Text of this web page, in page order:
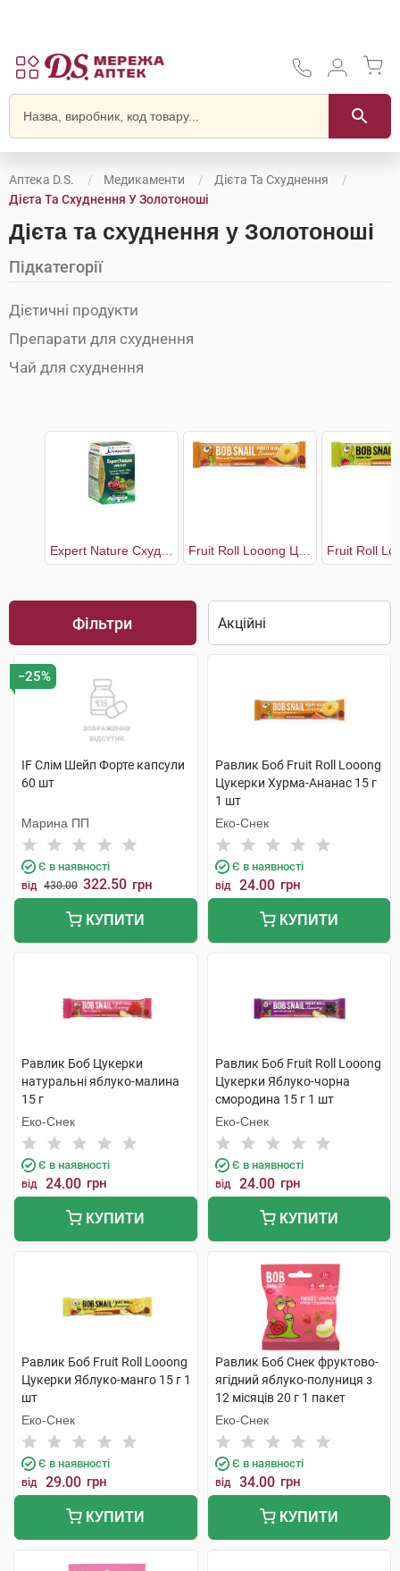
Аптека D.S. Медикаменти
Дієта Та Схуднення
Дієта Та Схуднення У Золотоноші
Дієта та схуднення у Золотоноші
Підкатегорії
Дієтичні продукти
Препарати для схуднення
Чай для схуднення
Фільтри
−25%
IF Слім Шейп Форте капсули
60 шт
Марина ПП
Є в наявності
від 430.00 322.50 грн
КУПИТИ
Равлик Боб Fruit Roll Looong
Цукерки Хурма-Ананас 15 г
1 шт
Еко-Снек
Є в наявності
від 24.00 грн
КУПИТИ
Равлик Боб Цукерки
натуральні яблуко-малина
15 г
Еко-Снек
Є в наявності
від 24.00 грн
КУПИТИ
Равлик Боб Fruit Roll Looong
Цукерки Яблуко-чорна
смородина 15 г 1 шт
Еко-Снек
Є в наявності
від 24.00 грн
КУПИТИ
Равлик Боб Fruit Roll Looong
Цукерки Яблуко-манго 15 г 1
шт
Еко-Снек
Є в наявності
від 29.00 грн
КУПИТИ
Равлик Боб Снек фруктово-
ягідний яблуко-полуниця з
12 місяців 20 г 1 пакет
Еко-Снек
Є в наявності
від 34.00 грн
КУПИТИ